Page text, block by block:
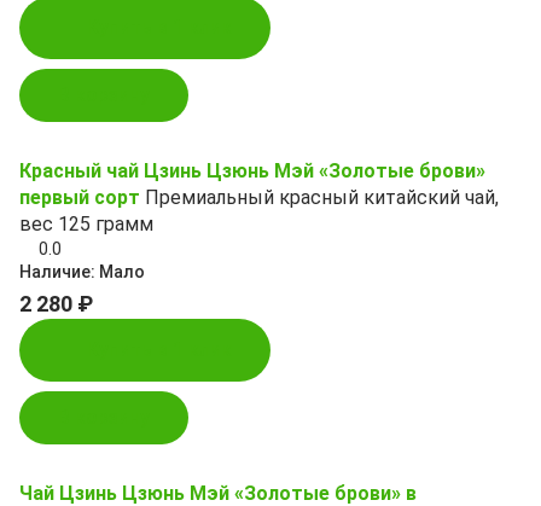
Красный чай Цзинь Цзюнь Мэй «Золотые брови»
первый сорт Премиальный красный китайский чай,
вес 125 грамм
0.0
Наличие: Мало
2 280 ₽
Чай Цзинь Цзюнь Мэй «Золотые брови» в